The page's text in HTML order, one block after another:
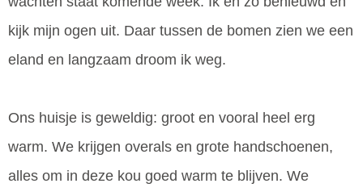
kijk mijn ogen uit. Daar tussen de bomen zien we een
eland en langzaam droom ik weg.
Ons huisje is geweldig: groot en vooral heel erg
warm. We krijgen overals en grote handschoenen,
alles om in deze kou goed warm te blijven. We